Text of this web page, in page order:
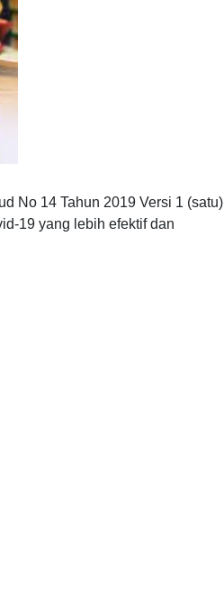
No 14 Tahun 2019 Versi 1 (satu)
19 yang lebih efektif dan